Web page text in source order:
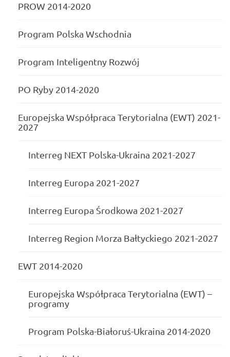
PROW 2014-2020
Program Polska Wschodnia
Program Inteligentny Rozwój
PO Ryby 2014-2020
Europejska Współpraca Terytorialna (EWT) 2021-
2027
Interreg NEXT Polska-Ukraina 2021-2027
Interreg Europa 2021-2027
Interreg Europa Środkowa 2021-2027
Interreg Region Morza Bałtyckiego 2021-2027
EWT 2014-2020
Europejska Współpraca Terytorialna (EWT) –
programy
Program Polska-Białoruś-Ukraina 2014-2020